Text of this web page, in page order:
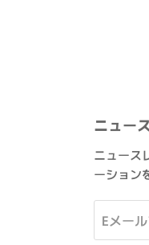
ニュー
ニュース
ーション
Eメー